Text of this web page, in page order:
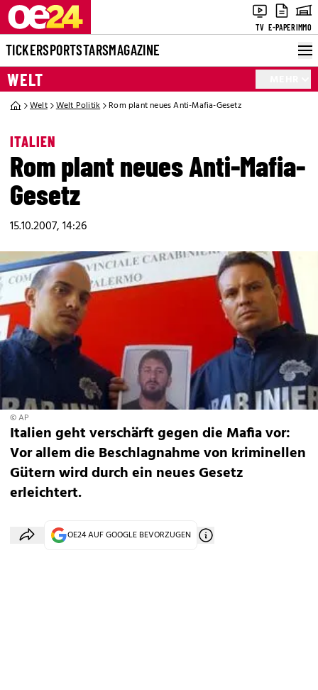
TV E-PAPERIMMO
TICKERSPORTSTARSMAGAZINE
WELT
Welt Welt Politik Rom plant neues Anti-Mafia-Gesetz
ITALIEN
Rom plant neues Anti-Mafia-
Gesetz
15.10.2007, 14:26
© AP
Italien geht verschärft gegen die Mafia vor:
Vor allem die Beschlagnahme von kriminellen
Gütern wird durch ein neues Gesetz
erleichtert.
OE24 AUF GOOGLE BEVORZUGEN